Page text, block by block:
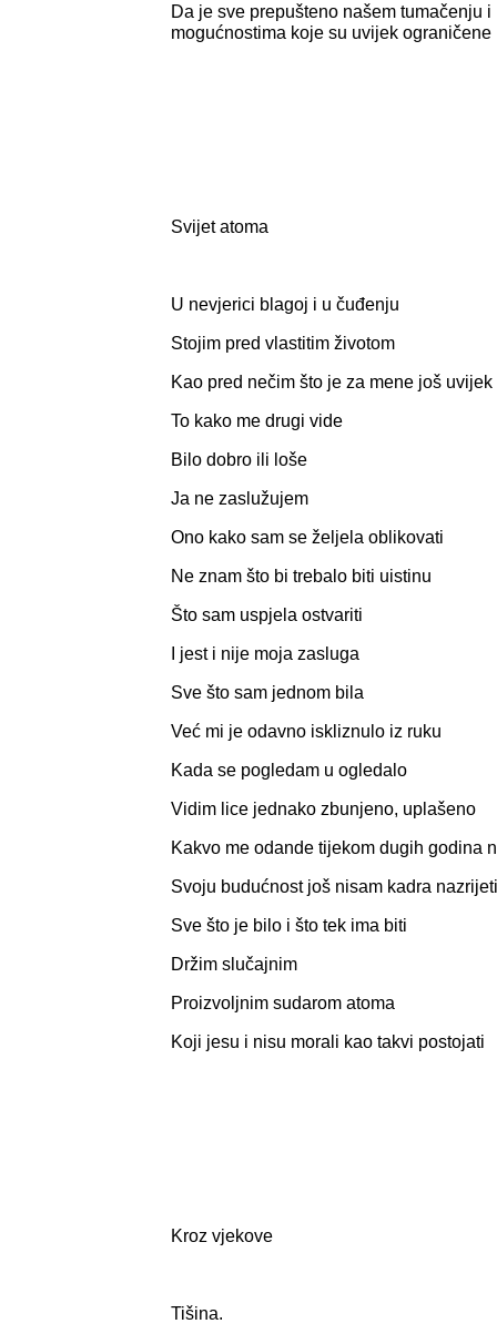
Da je sve prepušteno našem tumačenju
mogućnostima koje su uvijek ograničene
Svijet atoma
U nevjerici blagoj i u čuđenju
Stojim pred vlastitim životom
Kao pred nečim što je za mene još
To kako me drugi vide
Bilo dobro ili loše
Ja ne zaslužujem
Ono kako sam se željela oblikovati
Ne znam što bi trebalo biti uistinu
Što sam uspjela ostvariti
I jest i nije moja zasluga
Sve što sam jednom bila
Već mi je odavno iskliznulo iz ruku
Kada se pogledam u ogledalo
Vidim lice jednako zbunjeno, uplašeno
Kakvo me odande tijekom dugih godina
Svoju budućnost još nisam kadra nazrijeti
Sve što je bilo i što tek ima biti
Držim slučajnim
Proizvoljnim sudarom atoma
Koji jesu i nisu morali kao takvi postojati
Kroz vjekove
Tišina.